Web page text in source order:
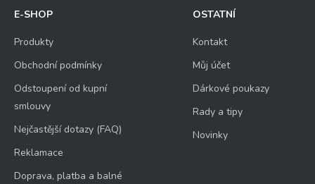
E-SHOP
Produkty
Obchodní podmínky
Odstoupení od kupní
smlouvy
Nejčastější dotazy (FAQ)
Reklamace
Doprava, platba a balné
OSTATNÍ
Kontakt
Můj účet
Dárkové poukazy
Rady a tipy
Novinky